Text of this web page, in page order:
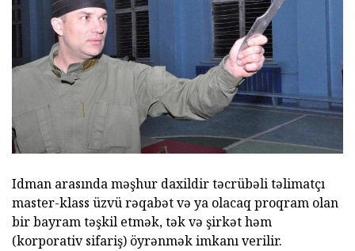
Idman arasında məşhur daxildir təcrübəli təlimatçı
master-klass üzvü rəqabət və ya olacaq proqram olan
bir bayram təşkil etmək, tək və şirkət həm
(korporativ sifariş) öyrənmək imkanı verilir.